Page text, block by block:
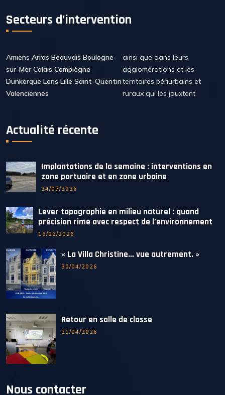
Secteurs d’intervention
Amiens Arras Beauvais Boulogne-
sur-Mer Calais Compiègne
Dunkerque Lens Lille Saint-Quentin
Valenciennes
ainsi que dans leurs
agglomérations et les
territoires périurbains et
ruraux qui les jouxtent
Actualité récente
Implantations de la semaine : interventions en
zone portuaire et en zone urbaine
24/07/2026
Lever topographie en milieu naturel : quand
précision rime avec respect de l’environnement
16/06/2026
« La Villa Christine… vue autrement. »
30/04/2026
Retour en salle de classe
21/04/2026
Nous contacter